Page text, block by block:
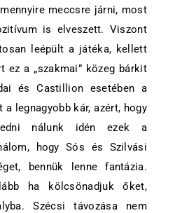
meccsre járni, most
is elveszett. Viszont
leépült a játéka, kellett
ez a „szakmai” közeg bárkit
és Castillion esetében a
legnagyobb kár, azért, hogy
nálunk idén ezek a
hogy Sós és Szilvási
bennük lenne fantázia.
ha kölcsönadjuk őket,
Szécsi távozása nem